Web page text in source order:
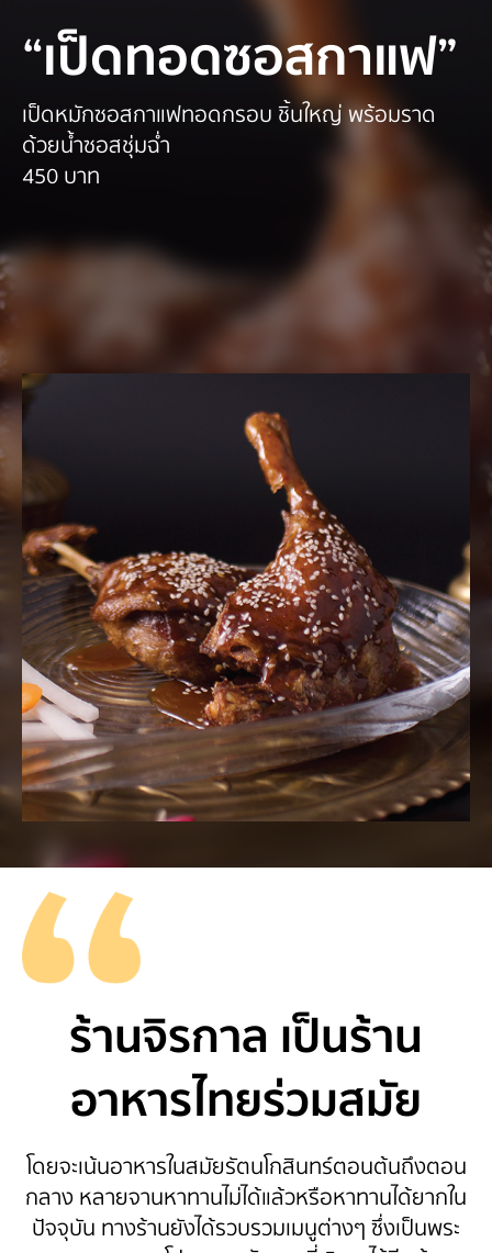
“เป็ดทอดซอสกาแฟ”
เป็ดหมักซอสกาแฟทอดกรอบ ชิ้นใหญ่ พร้อมราด
ด้วยน้ำซอสชุ่มฉ่ำ
450 บาท
ร้านจิรกาล เป็นร้าน
อาหารไทยร่วมสมัย
โดยจะเน้นอาหารในสมัยรัตนโกสินทร์ตอนต้นถึงตอน
กลาง หลายจานหาทานไม่ได้แล้วหรือหาทานได้ยากใน
ปัจจุบัน ทางร้านยังได้รวบรวมเมนูต่างๆ ซึ่งเป็นพระ